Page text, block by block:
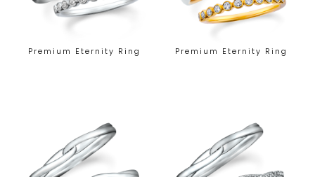
Premium Eternity Ring Premium Eternity Ring